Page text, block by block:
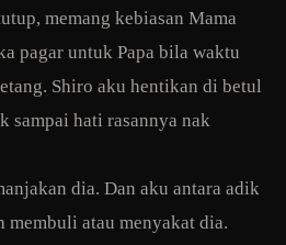
memang kebiasan Mama
pagar untuk Papa bila waktu
Shiro aku hentikan di betul
sampai hati rasannya nak
dia. Dan aku antara adik
membuli atau menyakat dia.